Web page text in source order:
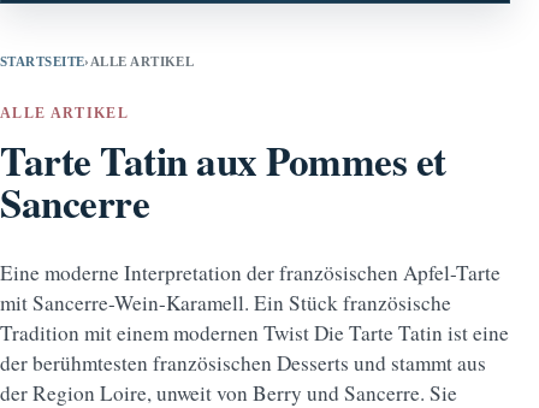
STARTSEITE› ALLE ARTIKEL
ALLE ARTIKEL
Tarte Tatin aux Pommes et
Sancerre
Eine moderne Interpretation der französischen Apfel-Tarte
mit Sancerre-Wein-Karamell. Ein Stück französische
Tradition mit einem modernen Twist Die Tarte Tatin ist eine
der berühmtesten französischen Desserts und stammt aus
der Region Loire, unweit von Berry und Sancerre. Sie